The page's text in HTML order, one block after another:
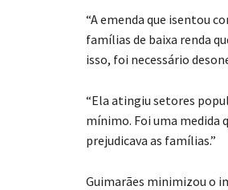
“A emenda que isentou
famílias de baixa renda
isso, foi necessário
“Ela atingiu setores
mínimo. Foi uma medida
prejudicava as famílias.”
Guimarães minimizou o